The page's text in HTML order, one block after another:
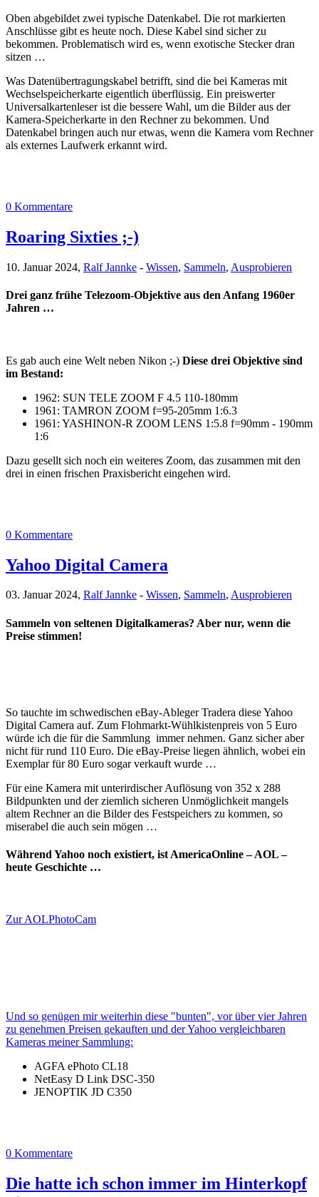
Oben abgebildet zwei typische Datenkabel. Die rot markierten
Anschlüsse gibt es heute noch. Diese Kabel sind sicher zu
bekommen. Problematisch wird es, wenn exotische Stecker dran
sitzen …
Was Datenübertragungskabel betrifft, sind die bei Kameras mit
Wechselspeicherkarte eigentlich überflüssig. Ein preiswerter
Universalkartenleser ist die bessere Wahl, um die Bilder aus der
Kamera-Speicherkarte in den Rechner zu bekommen. Und
Datenkabel bringen auch nur etwas, wenn die Kamera vom Rechner
als externes Laufwerk erkannt wird.
0 Kommentare
Roaring Sixties ;-)
10. Januar 2024, Ralf Jannke - Wissen, Sammeln, Ausprobieren
Drei ganz frühe Telezoom-Objektive aus den Anfang 1960er
Jahren …
Es gab auch eine Welt neben Nikon ;-) Diese drei Objektive sind
im Bestand:
1962: SUN TELE ZOOM F 4.5 110-180mm
1961: TAMRON ZOOM f=95-205mm 1:6.3
1961: YASHINON-R ZOOM LENS 1:5.8 f=90mm - 190mm
1:6
Dazu gesellt sich noch ein weiteres Zoom, das zusammen mit den
drei in einen frischen Praxisbericht eingehen wird.
0 Kommentare
Yahoo Digital Camera
03. Januar 2024, Ralf Jannke - Wissen, Sammeln, Ausprobieren
Sammeln von seltenen Digitalkameras? Aber nur, wenn die
Preise stimmen!
So tauchte im schwedischen eBay-Ableger Tradera diese Yahoo
Digital Camera auf. Zum Flohmarkt-Wühlkistenpreis von 5 Euro
würde ich die für die Sammlung immer nehmen. Ganz sicher aber
nicht für rund 110 Euro. Die eBay-Preise liegen ähnlich, wobei ein
Exemplar für 80 Euro sogar verkauft wurde …
Für eine Kamera mit unterirdischer Auflösung von 352 x 288
Bildpunkten und der ziemlich sicheren Unmöglichkeit mangels
altem Rechner an die Bilder des Festspeichers zu kommen, so
miserabel die auch sein mögen …
Während Yahoo noch existiert, ist AmericaOnline – AOL –
heute Geschichte …
Zur AOLPhotoCam
Und so genügen mir weiterhin diese "bunten", vor über vier Jahren
zu genehmen Preisen gekauften und der Yahoo vergleichbaren
Kameras meiner Sammlung:
AGFA ePhoto CL18
NetEasy D Link DSC-350
JENOPTIK JD C350
0 Kommentare
Die hatte ich schon immer im Hinterkopf